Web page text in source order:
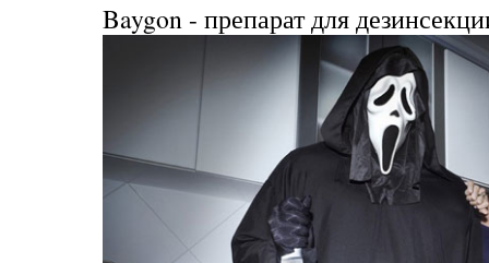
Baygon - препарат для